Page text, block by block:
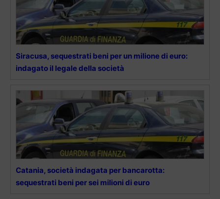
Siracusa, sequestrati beni per un milione di euro:
indagato il legale della società
Catania, società indagata per bancarotta:
sequestrati beni per sei milioni di euro